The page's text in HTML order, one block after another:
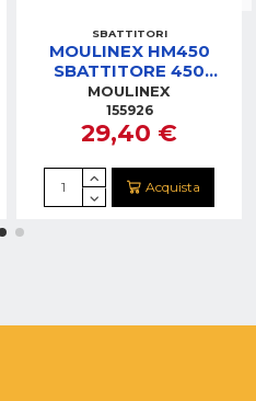
SBATTITORI
MOULINEX HM450
SBATTITORE 450
WATT NEW PREPLINE
MOULINEX
155926
29,40 €
Acquista